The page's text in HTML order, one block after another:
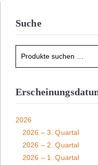
Suche
2026
2026 – 3. Quartal
2026 – 2. Quartal
2026 – 1. Quartal